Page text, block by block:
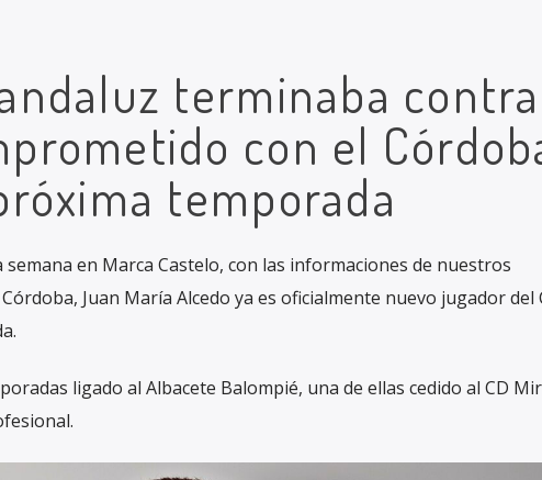
terminaba
con el
temporada
en Marca Castelo, con las informaciones de nuestros
Juan María Alcedo ya es oficialmente nuevo jugador del
ligado al Albacete Balompié, una de ellas cedido al CD